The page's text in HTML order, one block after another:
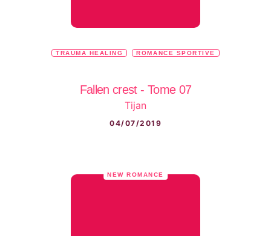
TRAUMA HEALING ROMANCE SPORTIVE
Fallen crest - Tome 07
Tijan
04/07/2019
NEW ROMANCE